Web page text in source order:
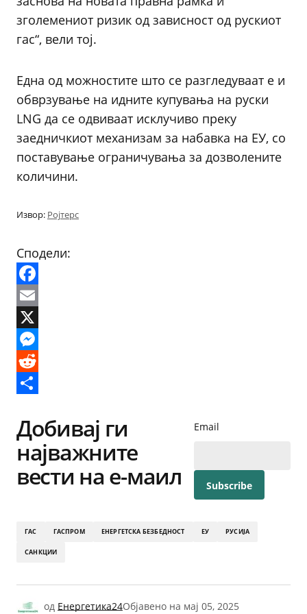
зголемениот ризик од зависност од рускиот
гас“, вели тој.
Една од можностите што се разгледуваат е и
обврзување на идните купувања на руски
LNG да се одвиваат исклучиво преку
заедничкиот механизам за набавка на ЕУ, со
поставување ограничувања за дозволените
количини.
Извор: Ројтерс
Сподели:
Facebook
Email
X
Messenger
Reddit
Добивај ги
најважните
вести на е-маил
Email
ГАС ГАСПРОМ ЕНЕРГЕТСКА БЕЗБЕДНОСТ ЕУ РУСИЈА
САНКЦИИ
од Енергетика24Објавено на мај 05, 2025